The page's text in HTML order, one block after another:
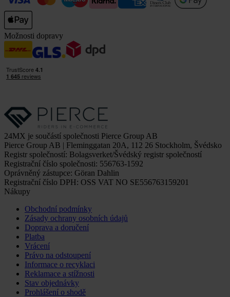
Možnosti dopravy
24MX je součástí společnosti Pierce Group AB
Pierce Group AB | Fleminggatan 20A, 112 26 Stockholm, Švédsko
Registr společností: Bolagsverket/Švédský registr společností
Registrační číslo společnosti: 556763-1592
Oprávněný zástupce: Göran Dahlin
Registrační číslo DPH: OSS VAT NO SE556763159201
Nákupy
Obchodní podmínky
Zásady ochrany osobních údajů
Doprava a doručení
Platba
Vrácení
Právo na odstoupení
Informace o recyklaci
Reklamace a stížnosti
Stav objednávky
Prohlášení o shodě